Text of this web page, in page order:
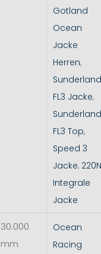
Gotland
Ocean
Jacke
Herren,
Sunderland
FL3 Jacke,
Sunderland
FL3 Top,
Speed 3
Jacke, 220N
Integrale
Jacke
30.000
mm
Ocean
Racing